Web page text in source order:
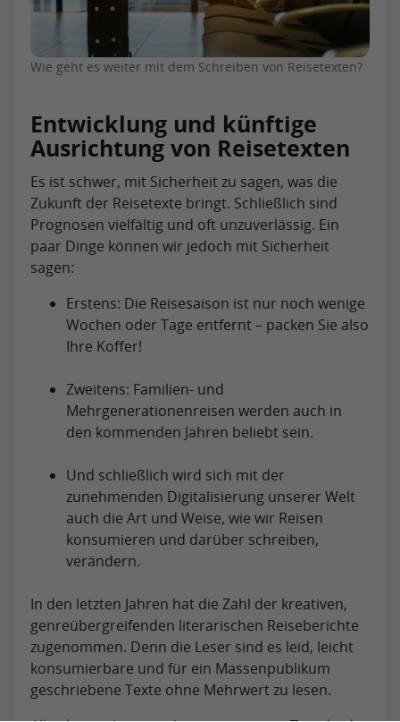
Wie geht es weiter mit dem Schreiben von Reisetexten?
Entwicklung und künftige
Ausrichtung von Reisetexten
Es ist schwer, mit Sicherheit zu sagen, was die
Zukunft der Reisetexte bringt. Schließlich sind
Prognosen vielfältig und oft unzuverlässig. Ein
paar Dinge können wir jedoch mit Sicherheit
sagen:
Erstens: Die Reisesaison ist nur noch wenige
Wochen oder Tage entfernt – packen Sie also
Ihre Koffer!
Zweitens: Familien- und
Mehrgenerationenreisen werden auch in
den kommenden Jahren beliebt sein.
Und schließlich wird sich mit der
zunehmenden Digitalisierung unserer Welt
auch die Art und Weise, wie wir Reisen
konsumieren und darüber schreiben,
verändern.
In den letzten Jahren hat die Zahl der kreativen,
genreübergreifenden literarischen Reiseberichte
zugenommen. Denn die Leser sind es leid, leicht
konsumierbare und für ein Massenpublikum
geschriebene Texte ohne Mehrwert zu lesen.